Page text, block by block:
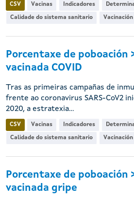
CSV Vacinas Indicadores
Calidade do sistema sanitario Vacinación
Porcentaxe de poboación
vacinada COVID
Tras as primeiras campañas de
frente ao coronavirus SARS-CoV2
2020, a estratexia...
CSV Vacinas Indicadores
Calidade do sistema sanitario Vacinación
Porcentaxe de poboación
vacinada gripe